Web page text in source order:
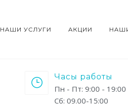
НАШИ УСЛУГИ АКЦИИ
Часы работы
Пн - Пт: 9:00 - 19:00
Сб: 09.00-15:00